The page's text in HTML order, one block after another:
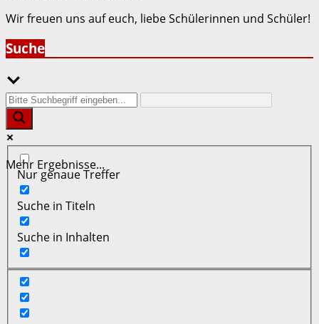
Wir freuen uns auf euch, liebe Schülerinnen und Schüler!
Suche
Mehr Ergebnisse...
Nur genaue Treffer
Suche in Titeln
Suche in Inhalten